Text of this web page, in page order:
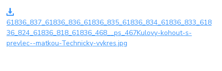
61836_837_61836_836_61836_835_61836_834_61836_833_618
36_824_61836_818_61836_468__ps_467Kulovy-kohout-s-
prevlec--matkou-Technicky-vykres.jpg